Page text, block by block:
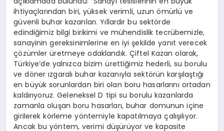
ihtiyaçlarından biri, yüksek verimli, uzun ömürlü ve
güvenli buhar kazanları. Yıllardır bu sektörde
edindiğimiz bilgi birikimi ve mühendislik tecrübemizle,
sanayinin gereksinimlerine en iyi şekilde yanıt verecek
çözümler üretmeye odaklandık. Çiftel Kazan olarak,
Türkiye’de yalnızca bizim ürettiğimiz hederli, su borulu
ve döner ızgaralı buhar kazanıyla sektörün karşılaştığı
en büyük sorunlardan biri olan boru hasarlarını ortadan
kaldırıyoruz. Geleneksel D tipi su borulu kazanlarda
zamanla oluşan boru hasarları, buhar domunun içine
girilerek körleme yöntemiyle kapatılmaya çalışılıyor.
Ancak bu yöntem, verimi düşürüyor ve kapasite